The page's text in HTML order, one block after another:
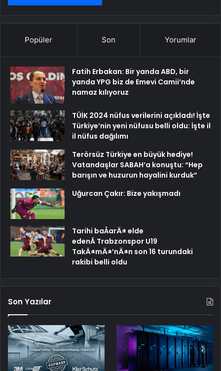
Popüler Son Yorumlar
Fatih Erbakan: Bir yanda ABD, bir
yanda YPG biz de Emevi Camii’nde
namaz kılıyoruz
TÜİK 2024 nüfus verilerini açıkladı! İşte
Türkiye’nin yeni nüfusu belli oldu: İşte il
il nüfus dağılımı
Terörsüz Türkiye en büyük hediye!
Vatandaşlar SABAH’a konuştu: “Hep
barışın ve huzurun hayalini kurduk”
Uğurcan Çakır: Bize yakışmadı
Tarihi baÅarÄ± elde
edenÂ Trabzonspor U19
TakÄ±mÄ±’nÄ±n son 16 turundaki
rakibi belli oldu
Son Yazılar